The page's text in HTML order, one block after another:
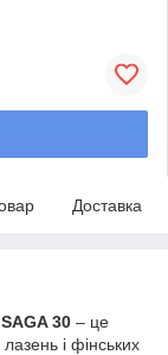
Доставка
30 – це
і фінських